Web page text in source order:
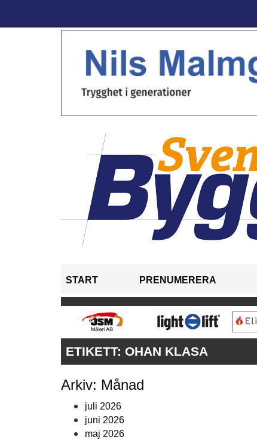
START PRENUMERERA
ETIKETT: OHAN KLASA
Arkiv: Månad
juli 2026
juni 2026
maj 2026